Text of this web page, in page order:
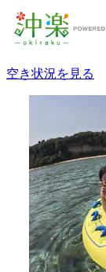
空き状況を見る